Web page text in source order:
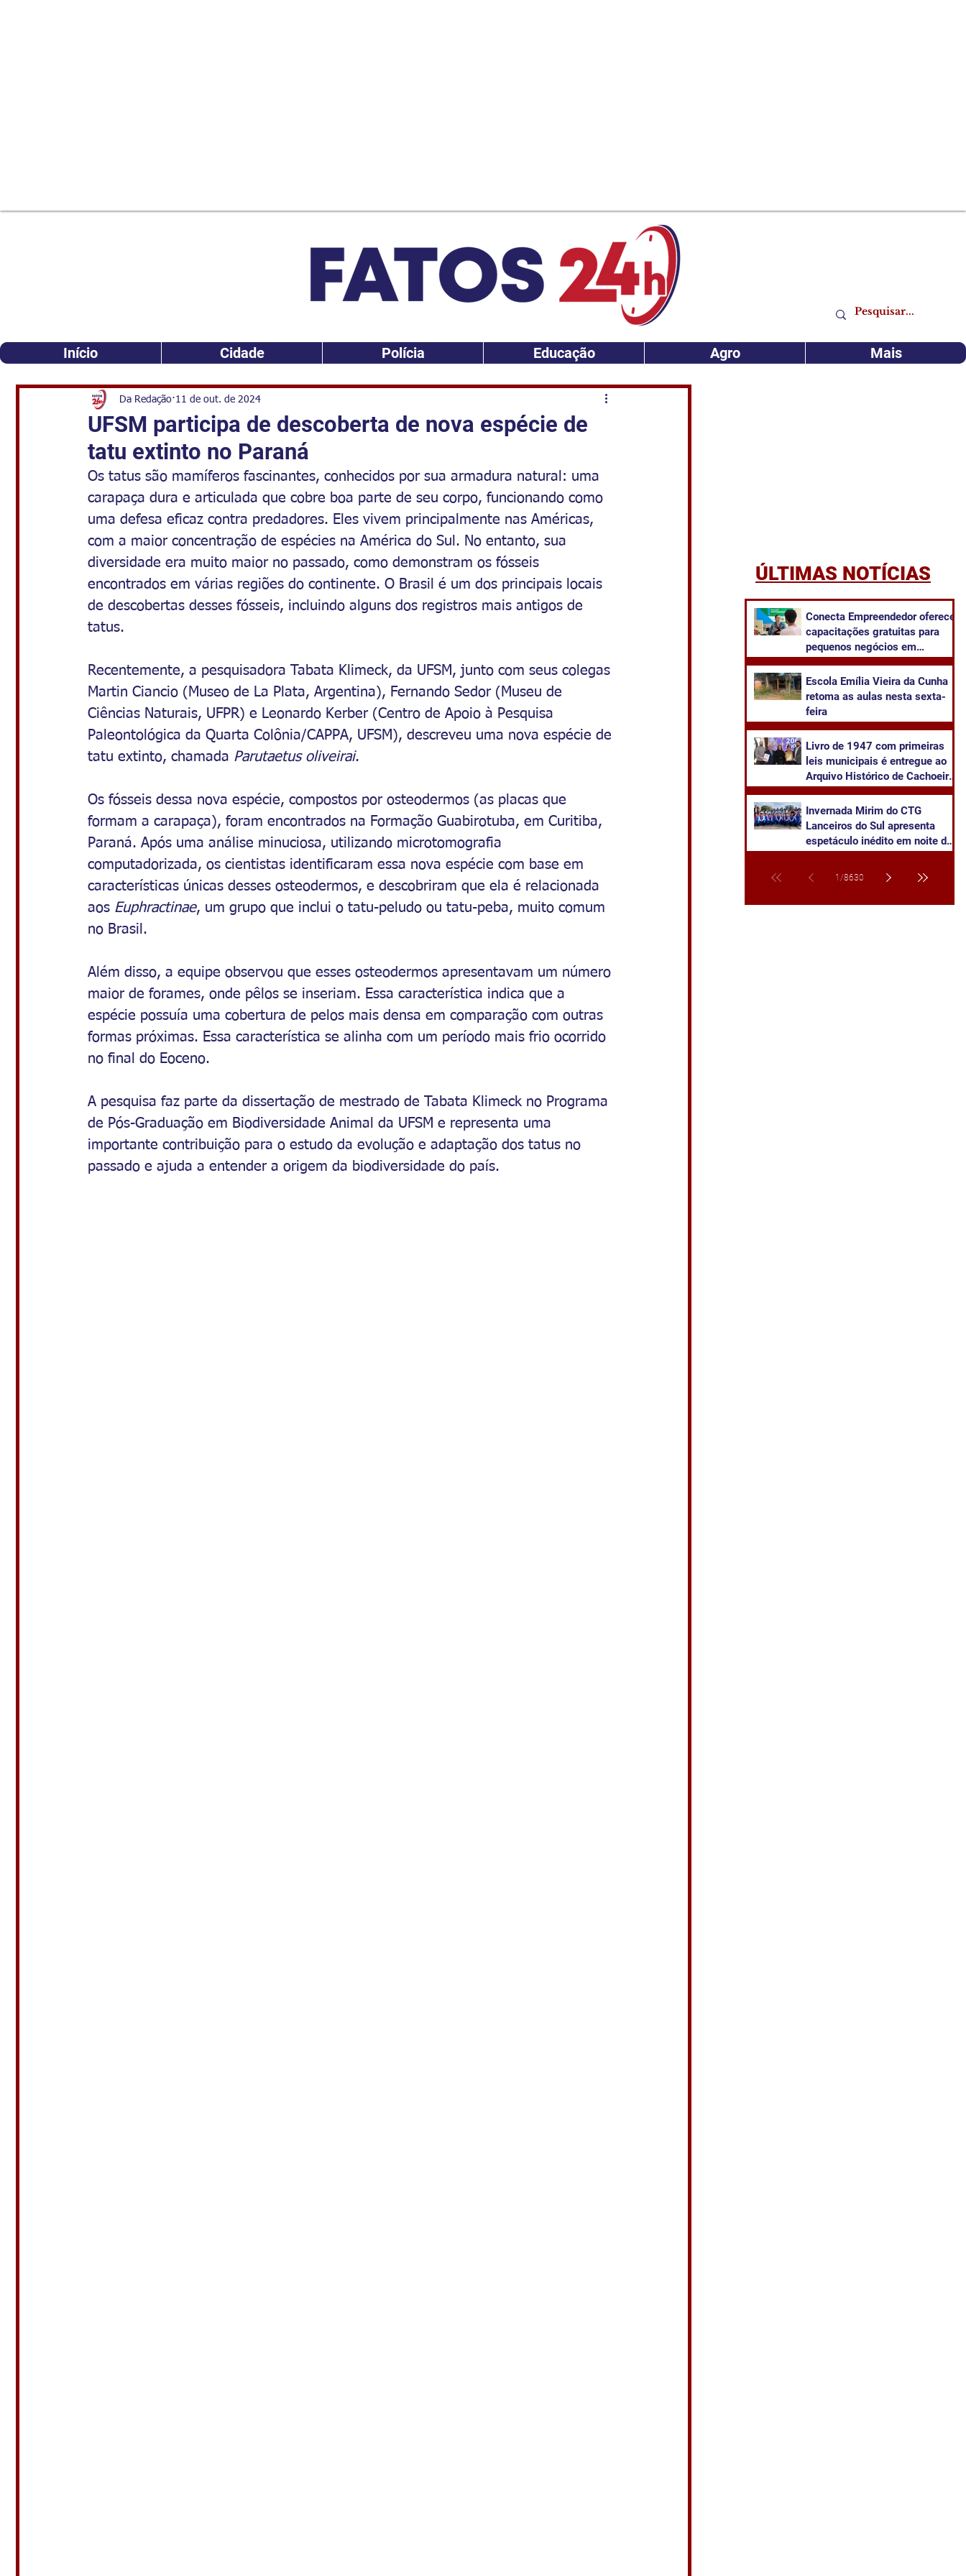
Início Cidade Polícia Educação Agro Mais
UFSM participa de descoberta de nova espécie de
tatu extinto no Paraná
Da Redação 11 de out. de 2024
Os tatus são mamíferos fascinantes, conhecidos por sua armadura natural: uma
carapaça dura e articulada que cobre boa parte de seu corpo, funcionando como
uma defesa eficaz contra predadores. Eles vivem principalmente nas Américas,
com a maior concentração de espécies na América do Sul. No entanto, sua
diversidade era muito maior no passado, como demonstram os fósseis
encontrados em várias regiões do continente. O Brasil é um dos principais locais
de descobertas desses fósseis, incluindo alguns dos registros mais antigos de
tatus.
Recentemente, a pesquisadora Tabata Klimeck, da UFSM, junto com seus colegas
Martin Ciancio (Museo de La Plata, Argentina), Fernando Sedor (Museu de
Ciências Naturais, UFPR) e Leonardo Kerber (Centro de Apoio à Pesquisa
Paleontológica da Quarta Colônia/CAPPA, UFSM), descreveu uma nova espécie de
tatu extinto, chamada Parutaetus oliveirai.
Os fósseis dessa nova espécie, compostos por osteodermos (as placas que
formam a carapaça), foram encontrados na Formação Guabirotuba, em Curitiba,
Paraná. Após uma análise minuciosa, utilizando microtomografia
computadorizada, os cientistas identificaram essa nova espécie com base em
características únicas desses osteodermos, e descobriram que ela é relacionada
aos Euphractinae, um grupo que inclui o tatu-peludo ou tatu-peba, muito comum
no Brasil.
Além disso, a equipe observou que esses osteodermos apresentavam um número
maior de forames, onde pêlos se inseriam. Essa característica indica que a
espécie possuía uma cobertura de pelos mais densa em comparação com outras
formas próximas. Essa característica se alinha com um período mais frio ocorrido
no final do Eoceno.
A pesquisa faz parte da dissertação de mestrado de Tabata Klimeck no Programa
de Pós-Graduação em Biodiversidade Animal da UFSM e representa uma
importante contribuição para o estudo da evolução e adaptação dos tatus no
passado e ajuda a entender a origem da biodiversidade do país.
ÚLTIMAS NOTÍCIAS
Conecta Empreendedor oferece
capacitações gratuitas para
pequenos negócios em
​Escola Emília Vieira da Cunha
retoma as aulas nesta sexta-
feira
Livro de 1947 com primeiras
leis municipais é entregue ao
Arquivo Histórico de Cachoeira
Invernada Mirim do CTG
Lanceiros do Sul apresenta
espetáculo inédito em noite de
1 /8630